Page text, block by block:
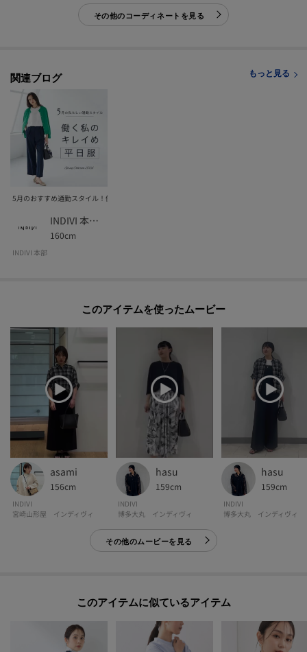
マイページでお気に入り一覧をチェックでき、
※照明の関係により、実際よりも色味が違って見える場合があります。また、
パソコン・スマートフォンなどの環境により、若干製品と画像のカラーが異
なる場合もございます。
その他のコーディネートを見る
関連ブログ もっと見る
5月のおすすめ通勤スタイル！働く私のキレイめ「平日服」
INDIVI 本部スタッフ
160cm
INDIVI 本部
このアイテムを使ったムービー
asami
156cm
INDIVI
宮崎山形屋 インディヴィ
hasu
159cm
INDIVI
博多大丸 インディヴィ
hasu
159cm
INDIVI
博多大丸 インディヴィ
その他のムービーを見る
このアイテムに似ているアイテム